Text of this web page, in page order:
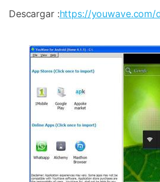
Descargar :https://youwave.com/